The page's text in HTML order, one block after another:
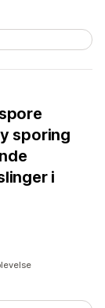
sporing
i